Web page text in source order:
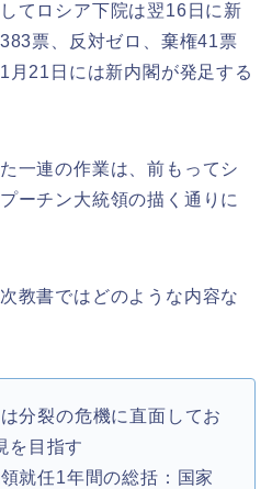
てロシア下院は翌16日に新
票、反対ゼロ、棄権41票
月21日には新内閣が発足する
一連の作業は、前もってシ
ーチン大統領の描く通りに
教書ではどのような内容な
分裂の危機に直面してお
を目指す
就任1年間の総括：国家